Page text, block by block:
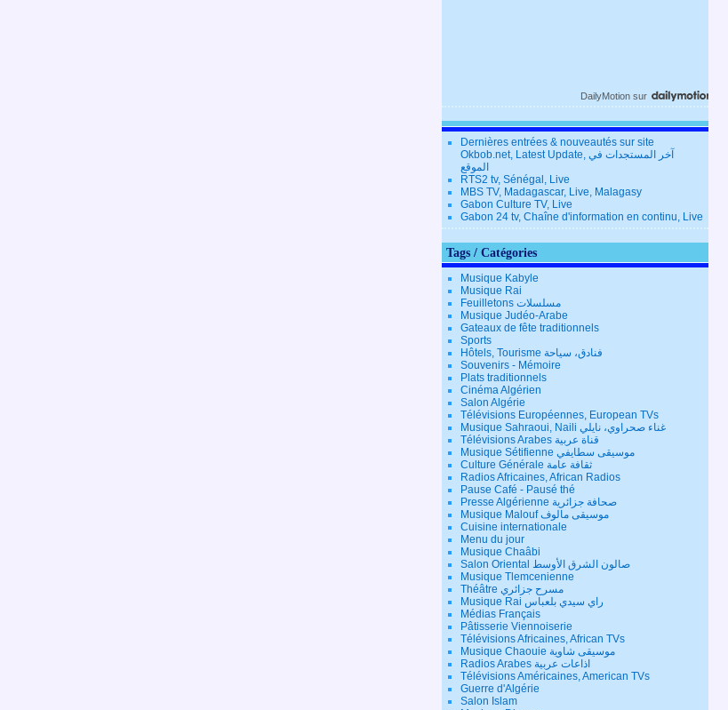
DailyMotion sur
Dernières entrées & nouveautés sur site
Okbob.net, Latest Update, آخر المستجدات في
الموقع
RTS2 tv, Sénégal, Live
MBS TV, Madagascar, Live, Malagasy
Gabon Culture TV, Live
Gabon 24 tv, Chaîne d'information en continu, Live
Tags / Catégories
Musique Kabyle
Musique Rai
Feuilletons مسلسلات
Musique Judéo-Arabe
Gateaux de fête traditionnels
Sports
Hôtels, Tourisme فنادق، سياحة
Souvenirs - Mémoire
Plats traditionnels
Cinéma Algérien
Salon Algérie
Télévisions Européennes, European TVs
Musique Sahraoui, Naili غناء صحراوي، نايلي
Télévisions Arabes قناة عربية
Musique Sétifienne موسيقى سطايفي
Culture Générale ثقافة عامة
Radios Africaines, African Radios
Pause Café - Pausé thé
Presse Algérienne صحافة جزائرية
Musique Malouf موسيقى مالوف
Cuisine internationale
Menu du jour
Musique Chaâbi
Salon Oriental صالون الشرق الأوسط
Musique Tlemcenienne
Théâtre مسرح جزائري
Musique Rai راي سيدي بلعباس
Médias Français
Pâtisserie Viennoiserie
Télévisions Africaines, African TVs
Musique Chaouie موسيقى شاوية
Radios Arabes اذاعات عربية
Télévisions Américaines, American TVs
Guerre d'Algérie
Salon Islam